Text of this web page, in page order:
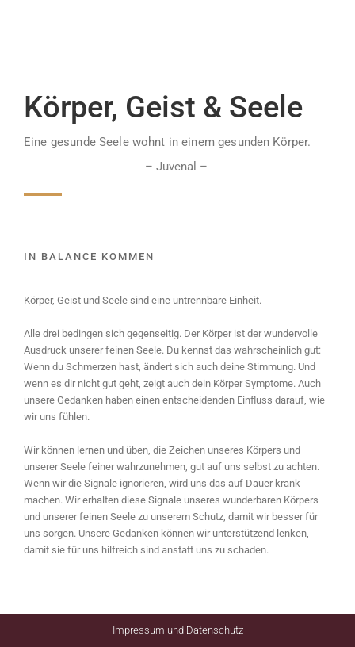
IN BALANCE KOMMEN
Körper, Geist und Seele sind eine untrennbare Einheit.
Alle drei bedingen sich gegenseitig. Der Körper ist der wundervolle
Ausdruck unserer feinen Seele. Du kennst das wahrscheinlich gut:
Wenn du Schmerzen hast, ändert sich auch deine Stimmung. Und
wenn es dir nicht gut geht, zeigt auch dein Körper Symptome. Auch
unsere Gedanken haben einen entscheidenden Einfluss darauf, wie
wir uns fühlen.
Wir können lernen und üben, die Zeichen unseres Körpers und
unserer Seele feiner wahrzunehmen, gut auf uns selbst zu achten.
Wenn wir die Signale ignorieren, wird uns das auf Dauer krank
machen. Wir erhalten diese Signale unseres wunderbaren Körpers
und unserer feinen Seele zu unserem Schutz, damit wir besser für
uns sorgen. Unsere Gedanken können wir unterstützend lenken,
damit sie für uns hilfreich sind anstatt uns zu schaden.
Körper, Geist & Seele
Eine gesunde Seele wohnt in einem gesunden Körper.
– Juvenal​ –
Impressum und Datenschutz